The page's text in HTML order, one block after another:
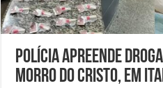
Polícia apreende
Morro do Cristo, em